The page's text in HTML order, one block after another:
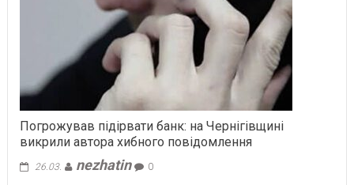
Погрожував підірвати банк: на Чернігівщині
викрили автора хибного повідомлення
26.03. nezhatin 0